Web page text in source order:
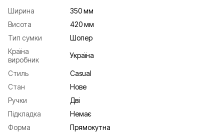
Ширина
350 мм
Висота
420 мм
Тип сумки
Шопер
Країна
виробник
Україна
Стиль
Casual
Стан
Нове
Ручки
Дві
Підкладка
Немає
Форма
Прямокутна